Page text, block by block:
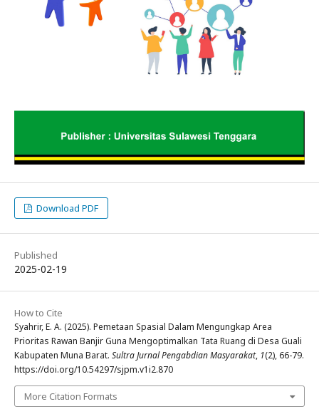
Download PDF
Published
2025-02-19
How to Cite
Syahrir, E. A. (2025). Pemetaan Spasial Dalam Mengungkap Area
Prioritas Rawan Banjir Guna Mengoptimalkan Tata Ruang di Desa Guali
Kabupaten Muna Barat. Sultra Jurnal Pengabdian Masyarakat, 1(2), 66-79.
https://doi.org/10.54297/sjpm.v1i2.870
More Citation Formats